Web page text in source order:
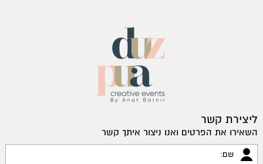
ליצירת קשר
השאירו את הפרטים ואנו ניצור איתך קשר